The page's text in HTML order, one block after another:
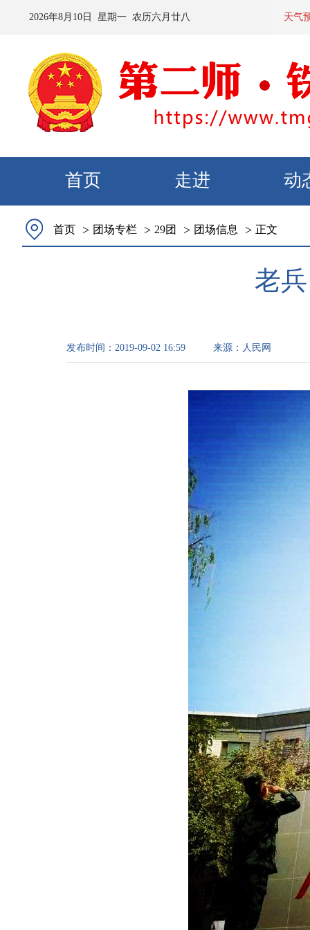
2026年8月 10 日 星期一 农历六月廿八 天气
预计：今天夜
首页 走进 动
首页 > 团场专栏 > 29团 > 团场信息 > 正文
老
发布时间： 2019-09-02 16:59 来源： 人民网